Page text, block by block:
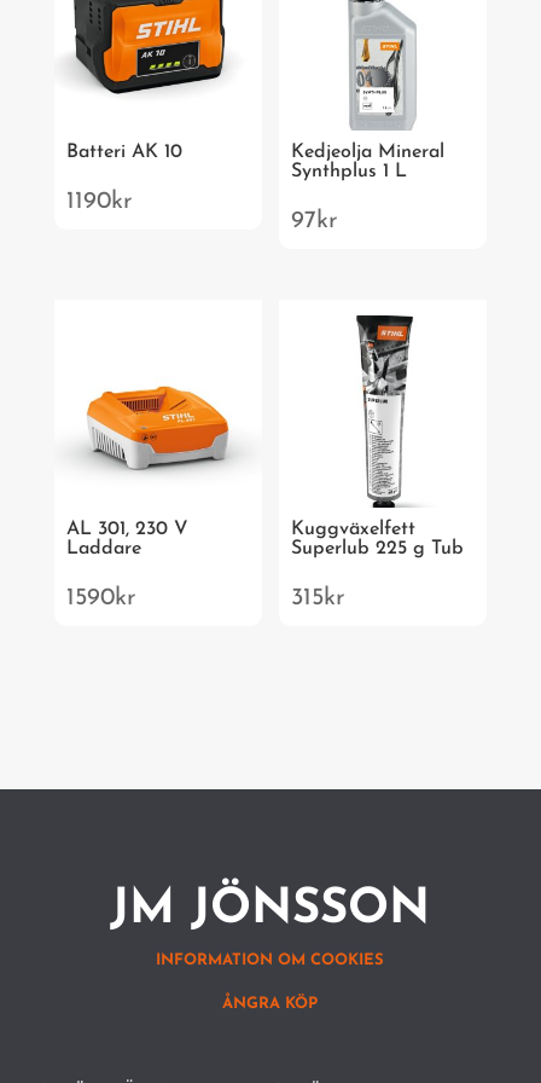
Batteri AK 10
1190kr
Kedjeolja Mineral
Synthplus 1 L
97kr
AL 301, 230 V
Laddare
1590kr
Kuggväxelfett
Superlub 225 g Tub
315kr
JM JÖNSSON
INFORMATION OM COOKIES
ÅNGRA KÖP